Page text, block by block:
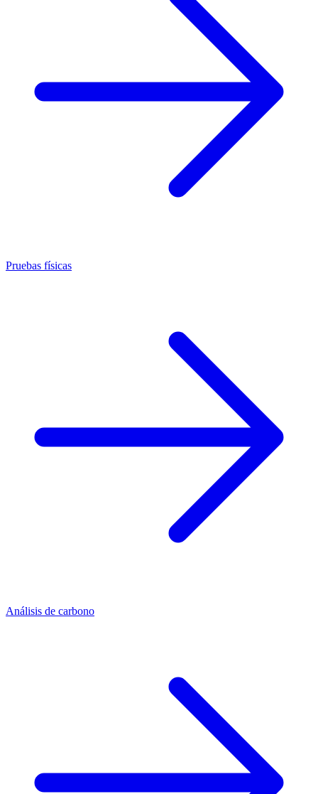
Pruebas físicas
Análisis de carbono